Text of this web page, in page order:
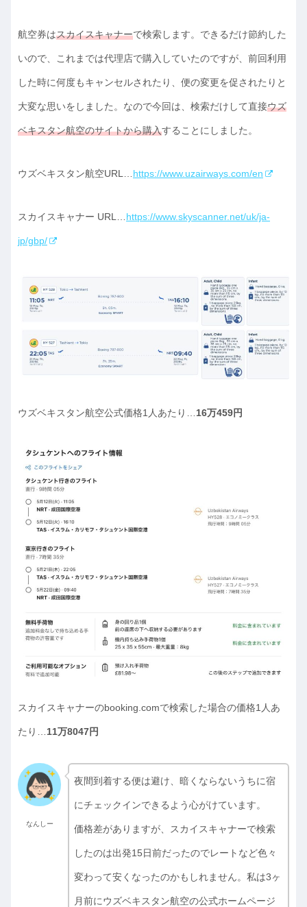
航空券はスカイスキャナーで検索します。できるだけ節約した
いので、これまでは代理店で購入していたのですが、前回利用
した時に何度もキャンセルされたり、便の変更を促されたりと
大変な思いをしました。なので今回は、検索だけして直接ウズ
ベキスタン航空のサイトから購入することにしました。
ウズベキスタン航空URL… https://www.uzairways.com/en
スカイスキャナー URL… https://www.skyscanner.net/uk/ja-
jp/gbp/
ウズベキスタン航空公式価格1人あたり… 16万459円
スカイスキャナーのbooking.comで検索した場合の価格1人あ
たり… 11万8047円
なんしー
夜間到着する便は避け、暗くならないうちに宿
にチェックインできるよう心がけています。
価格差がありますが、スカイスキャナーで検索
したのは出発15日前だったのでレートなど色々
変わって安くなったのかもしれません。私は3ヶ
月前にウズベキスタン航空の公式ホームページ